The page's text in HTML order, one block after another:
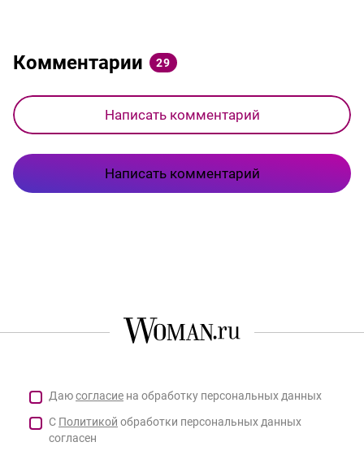
Комментарии 29
Написать комментарий
Написать комментарий
Даюсогласие на обработку персональных данных
С Политикой обработки персональных данных
согласен